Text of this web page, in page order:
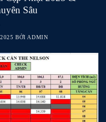
Sâu
BỞI ADMIN